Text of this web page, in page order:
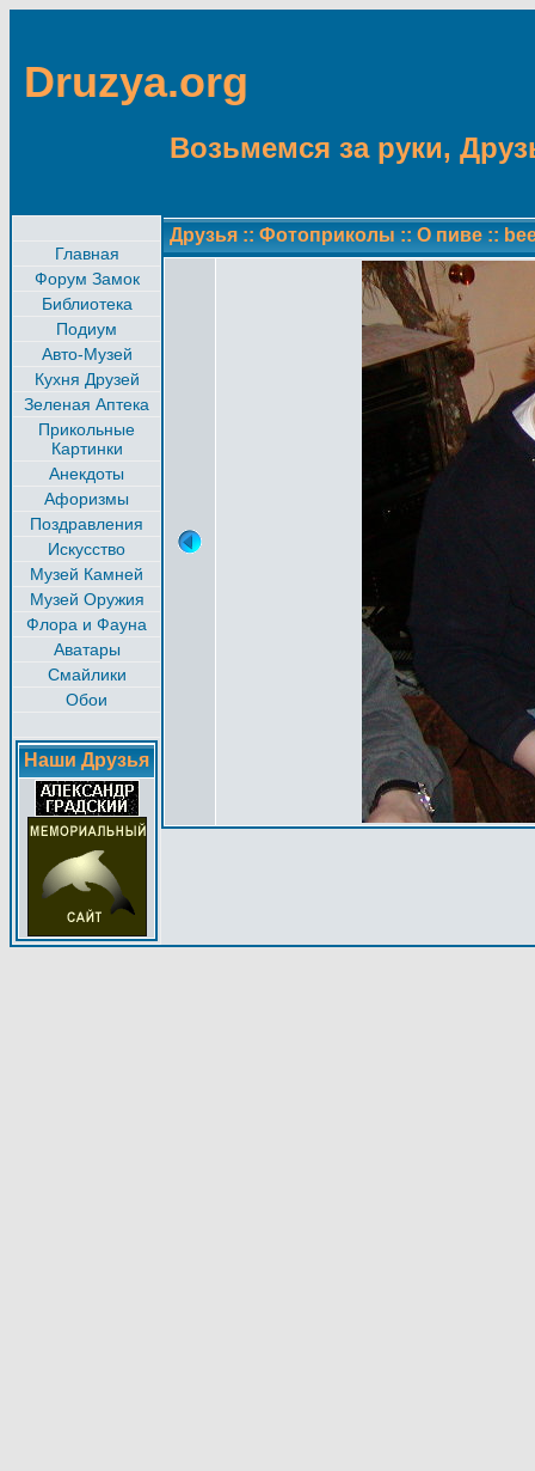
Druzya.org
Возьмемся за руки,
Главная
Форум Замок
Библиотека
Подиум
Авто-Музей
Кухня Друзей
Зеленая Аптека
Прикольные
Картинки
Анекдоты
Афоризмы
Поздравления
Искусство
Музей Камней
Музей Оружия
Флора и Фауна
Аватары
Смайлики
Обои
Наши Друзья
Друзья :: Фотоприколы :: О пиве ::